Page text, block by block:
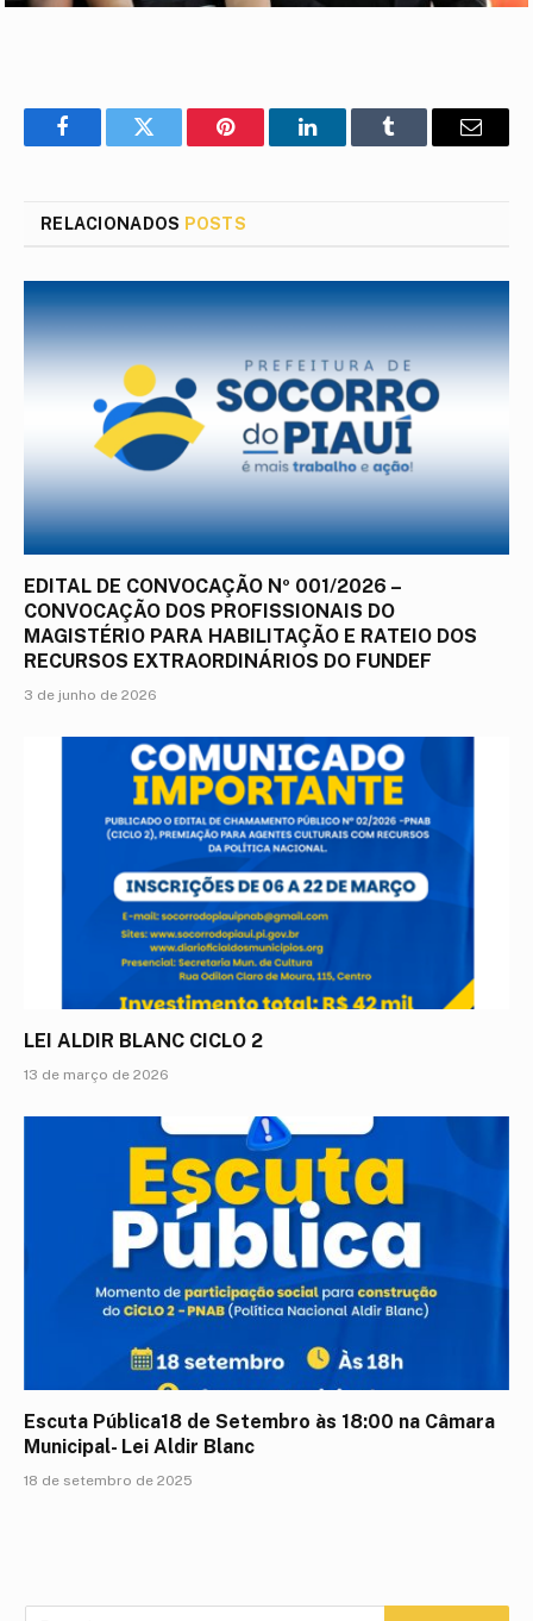
FacebookTwitter Pinterest LinkedInTumblr
E-
RELACIONADOS POSTS
EDITAL DE CONVOCAÇÃO Nº 001/2026 –
CONVOCAÇÃO DOS PROFISSIONAIS DO
MAGISTÉRIO PARA HABILITAÇÃO E RATEIO DOS
RECURSOS EXTRAORDINÁRIOS DO FUNDEF
3 de junho de 2026
LEI ALDIR BLANC CICLO 2
13 de março de 2026
Escuta Pública18 de Setembro às 18:00 na Câmara
Municipal- Lei Aldir Blanc
18 de setembro de 2025